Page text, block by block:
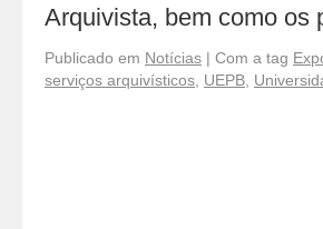
Arquivista, bem como os
Publicado em Notícias | Com a tag
serviços arquivísticos UEPB